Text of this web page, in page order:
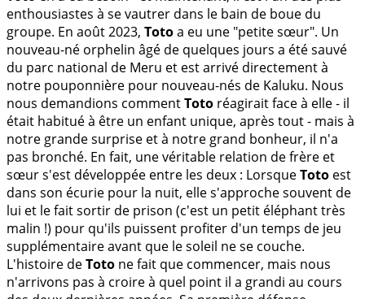
enthousiastes à se vautrer dans le bain de boue du
groupe. En août 2023, Totoa eu une "petite sœur". Un
nouveau-né orphelin âgé de quelques jours a été sauvé
du parc national de Meru et est arrivé directement à
notre pouponnière pour nouveau-nés de Kaluku. Nous
nous demandions commentToto réagirait face à elle - il
était habitué à être un enfant unique, après tout - mais à
notre grande surprise et à notre grand bonheur, il n'a
pas bronché. En fait, une véritable relation de frère et
sœur s'est développée entre les deux : LorsqueToto est
dans son écurie pour la nuit, elle s'approche souvent de
lui et le fait sortir de prison (c'est un petit éléphant très
malin !) pour qu'ils puissent profiter d'un temps de jeu
supplémentaire avant que le soleil ne se couche.
L'histoire deToto ne fait que commencer, mais nous
n'arrivons pas à croire à quel point il a grandi au cours